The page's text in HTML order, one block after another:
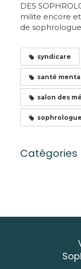
DES
milite encore
de
syndicare
santé
salon des
sophrologue
Catégories